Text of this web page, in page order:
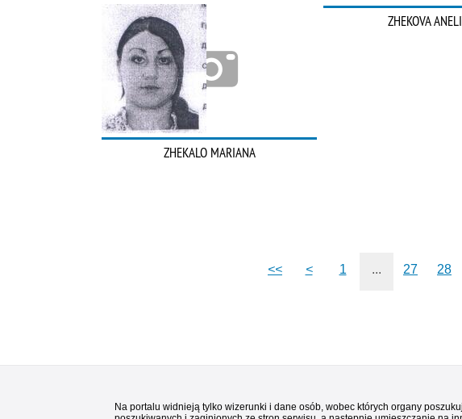
ZHEKALO MARIANA
ZHEKOVA
<< < 1 ... 27 28
Na portalu widnieją tylko wizerunki i dane osób, wobec których organy